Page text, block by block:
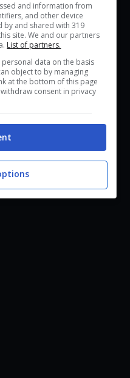
and information from
and other device
by and shared with 319
site. We and our partners
List of partners.
data on the basis
object to by managing
at the bottom of this page
consent in privacy